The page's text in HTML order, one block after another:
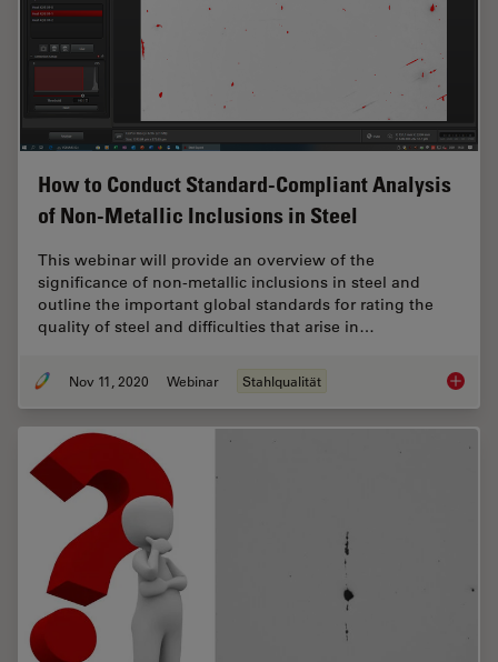
How to Conduct Standard-Compliant Analysis
of Non-Metallic Inclusions in Steel
This webinar will provide an overview of the
significance of non-metallic inclusions in steel and
outline the important global standards for rating the
quality of steel and difficulties that arise in…
Nov 11, 2020 Webinar Stahlqualität How to